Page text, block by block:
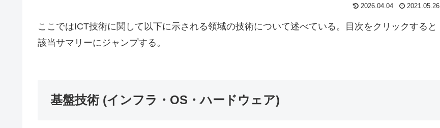
2026.04.04 2021.05.26
ここではICT技術に関して以下に示される領域の技術について述べている。目次をクリックすると
該当サマリーにジャンプする。
基盤技術 (インフラ・OS・ハードウェア)